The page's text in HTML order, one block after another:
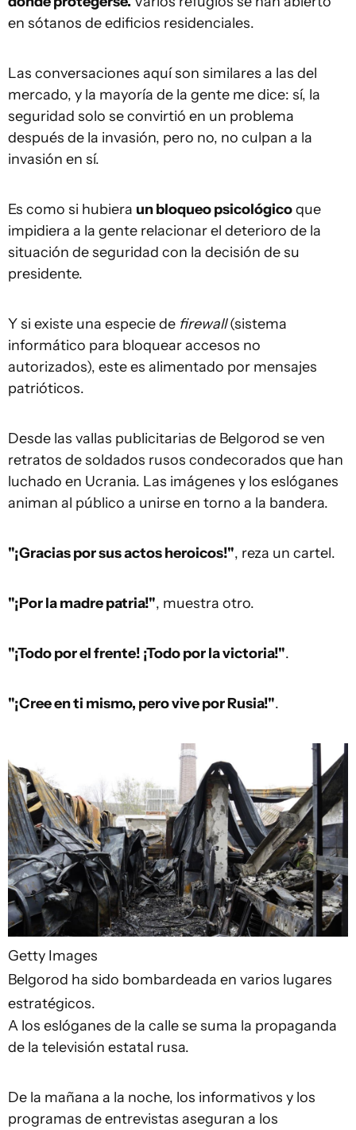
en sótanos de edificios residenciales.
Las conversaciones aquí son similares a las del
mercado, y la mayoría de la gente me dice: sí, la
seguridad solo se convirtió en un problema
después de la invasión, pero no, no culpan a la
invasión en sí.
Es como si hubiera un bloqueo psicológicoque
impidiera a la gente relacionar el deterioro de la
situación de seguridad con la decisión de su
presidente.
Y si existe una especie de firewall(sistema
informático para bloquear accesos no
autorizados), este es alimentado por mensajes
patrióticos.
Desde las vallas publicitarias de Belgorod se ven
retratos de soldados rusos condecorados que han
luchado en Ucrania. Las imágenes y los eslóganes
animan al público a unirse en torno a la bandera.
"¡Gracias porsusactos heroicos!", reza un cartel.
"¡Por lamadrepatria!", muestra otro.
"¡Todo por el frente! ¡Todo por la victoria!".
"¡Cree en ti mismo, pero vive por Rusia!".
Getty Images
Belgorod ha sido bombardeada en varios lugares
estratégicos.
A los eslóganes de la calle se suma la propaganda
de la televisión estatal rusa.
De la mañana a la noche, los informativos y los
programas de entrevistas aseguran a los